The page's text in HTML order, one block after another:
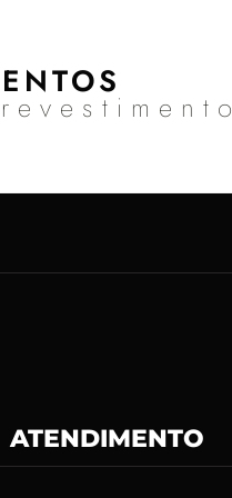
ATENDIMENTO